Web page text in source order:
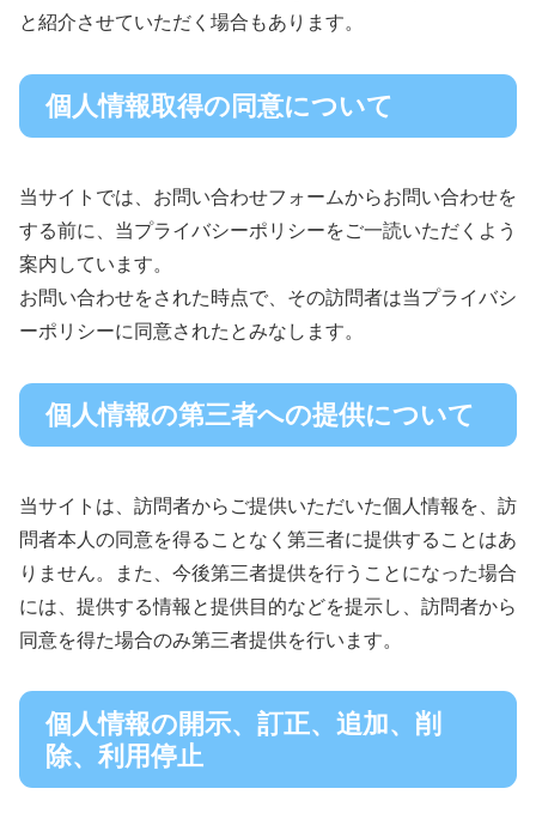
と紹介させていただく場合もあります。
個人情報取得の同意について
当サイトでは、お問い合わせフォームからお問い合わせを
する前に、当プライバシーポリシーをご一読いただくよう
案内しています。
お問い合わせをされた時点で、その訪問者は当プライバシ
ーポリシーに同意されたとみなします。
個人情報の第三者への提供について
当サイトは、訪問者からご提供いただいた個人情報を、訪
問者本人の同意を得ることなく第三者に提供することはあ
りません。また、今後第三者提供を行うことになった場合
には、提供する情報と提供目的などを提示し、訪問者から
同意を得た場合のみ第三者提供を行います。
個人情報の開示、訂正、追加、削
除、利用停止